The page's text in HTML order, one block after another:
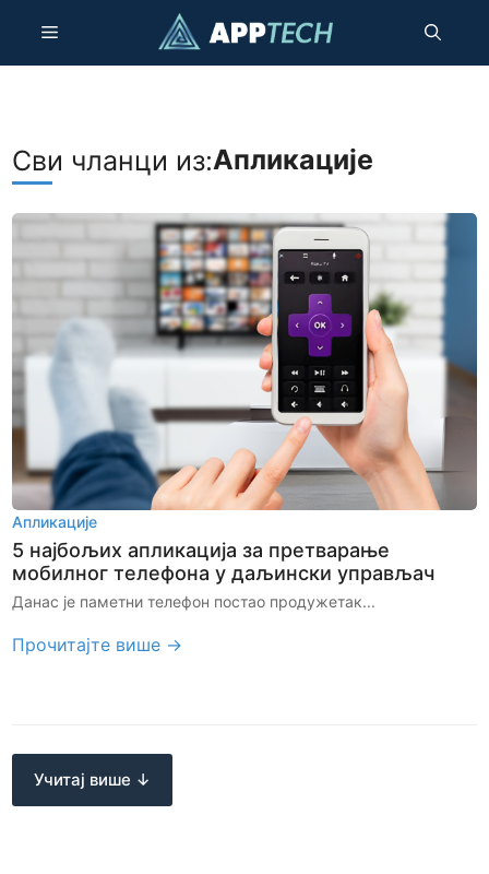
садржај
Мени
Сви чланци из:Апликације
Апликације
5 најбољих апликација за претварање
мобилног телефона у даљински управљач
Данас је паметни телефон постао продужетак...
Прочитајте више →
Учитај више ↓